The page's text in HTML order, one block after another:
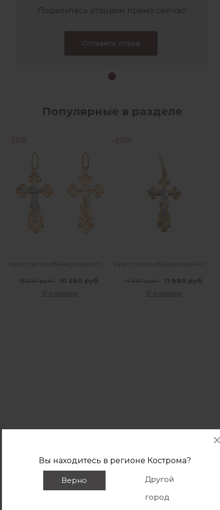
Поделитесь отзывом прямо сейчас!
Оставить отзыв
Популярные в разделе
Крест из комбинированного золота
13 200 руб. 10 560 руб.
В корзину
Крест из комбинированного золота
14 850 руб. 11 880 руб.
В корзину
Вы находитесь в регионе Кострома?
Верно
Другой
город